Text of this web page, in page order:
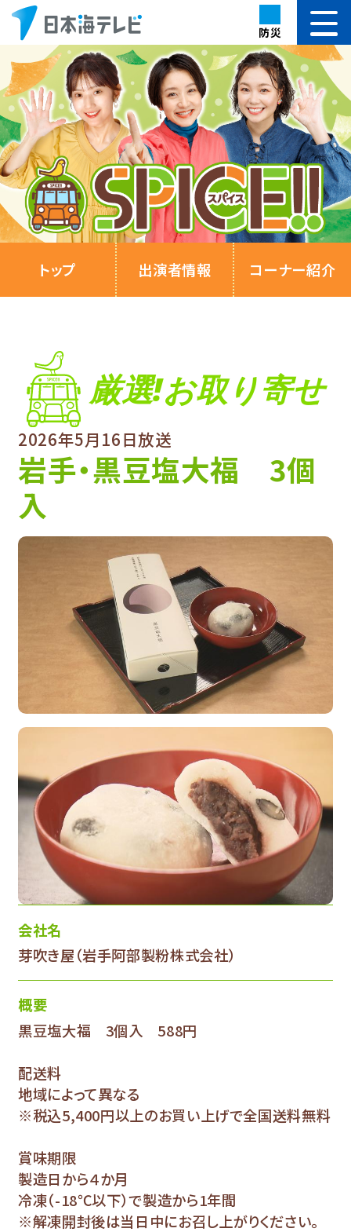
防災
トップ 出演者情報 コーナー紹介
厳選!お取り寄せ
2026年5月16日放送
岩手・黒豆塩大福 3個
入
会社名
芽吹き屋（岩手阿部製粉株式会社）
概要
黒豆塩大福 3個入 588円
配送料
地域によって異なる
※税込5,400円以上のお買い上げで全国送料無料
賞味期限
製造日から４か月
冷凍（-18℃以下）で製造から1年間
※解凍開封後は当日中にお召し上がりください。